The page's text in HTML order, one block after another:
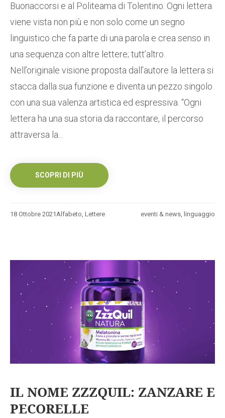
Buonaccorsi e al Politeama di Tolentino. Ogni lettera
viene vista non più e non solo come un segno
linguistico che fa parte di una parola e crea senso in
una sequenza con altre lettere; tutt’altro.
Nell’originale visione proposta dall’autore la lettera si
stacca dalla sua funzione e diventa un pezzo singolo
con una sua valenza artistica ed espressiva. “Ogni
lettera ha una sua storia da raccontare, il percorso
attraversa la...
SCOPRI DI PIÙ
18 Ottobre 2021 eventi & news, linguaggio
Alfabeto, Lettere
IL NOME ZZZQUIL: ZANZARE E
PECORELLE